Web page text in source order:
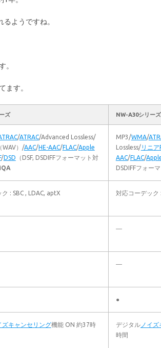
ようですね。
。
ます。
ズ NW-A30シリーズ
/ATRAC/Advanced Lossless/
（WAV）/AAC/HE-AAC/FLAC/Apple
/DSD （DSF, DSDIFFフォーマット対
MP3/WMA/
Lossless/リニア
AAC/FLAC/
DSDIFFフォーマ
: SBC , LDAC, aptX 対応コーデック
―
―
●
ズキャンセリング機能 ON 約37時
デジタルノイズ
時間